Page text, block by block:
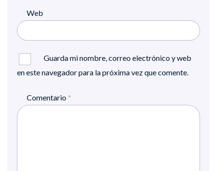
Web
Guarda mi nombre, correo electrónico y web
en este navegador para la próxima vez que comente.
Comentario *